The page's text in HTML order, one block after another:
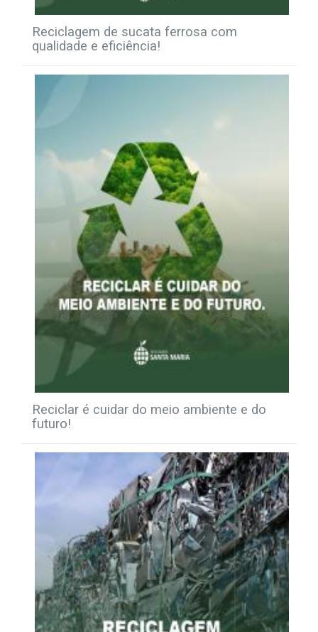
Reciclagem de sucata ferrosa com
qualidade e eficiência!
Reciclar é cuidar do meio ambiente e do
futuro!